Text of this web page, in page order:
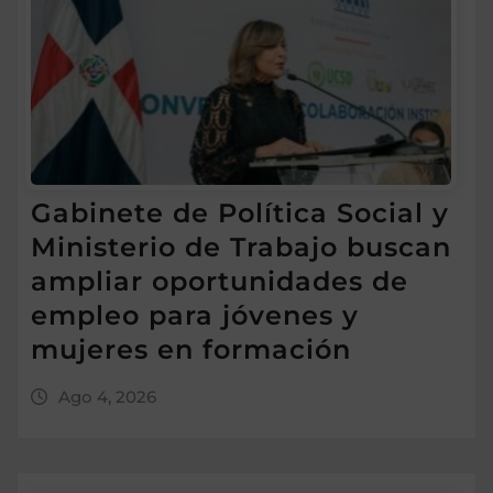
Gabinete de Política Social y
Ministerio de Trabajo buscan
ampliar oportunidades de
empleo para jóvenes y
mujeres en formación
Ago 4, 2026